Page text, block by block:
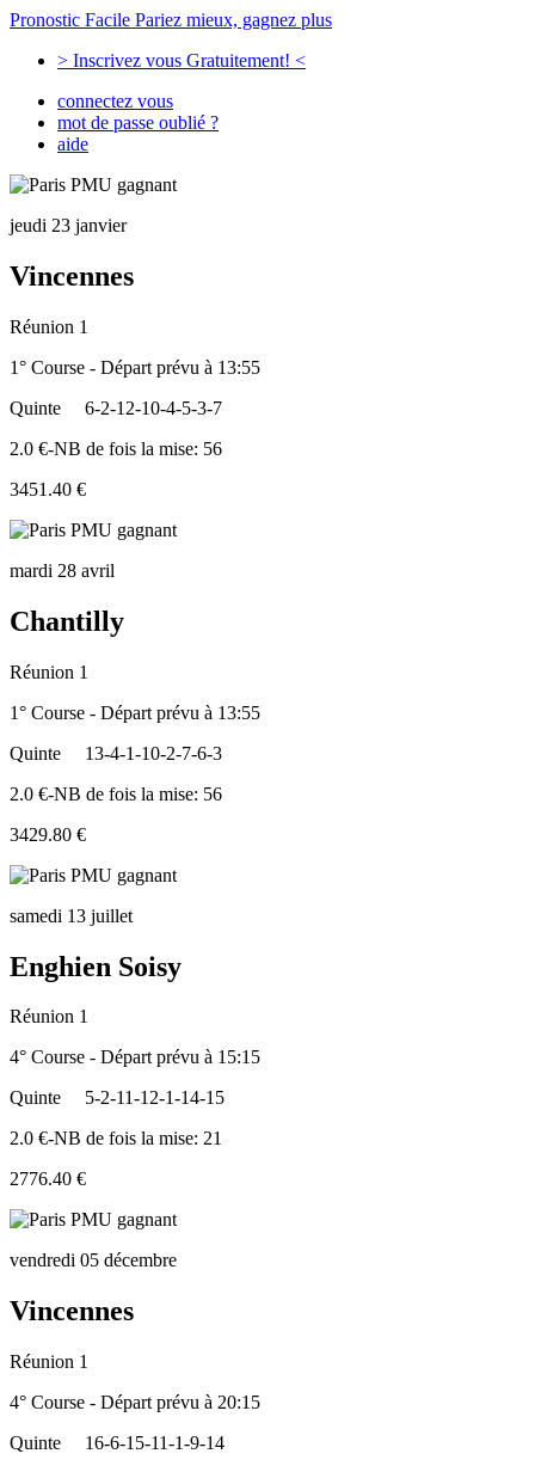
Pronostic Facile Pariez mieux, gagnez plus
> Inscrivez vous Gratuitement! <
connectez vous
mot de passe oublié ?
aide
jeudi 23 janvier
Vincennes
Réunion 1
1° Course - Départ prévu à 13:55
Quinte
6-2-12-10-4-5-3-7
2.0 €-NB de fois la mise: 56
3451.40 €
mardi 28 avril
Chantilly
Réunion 1
1° Course - Départ prévu à 13:55
Quinte
13-4-1-10-2-7-6-3
2.0 €-NB de fois la mise: 56
3429.80 €
samedi 13 juillet
Enghien Soisy
Réunion 1
4° Course - Départ prévu à 15:15
Quinte
5-2-11-12-1-14-15
2.0 €-NB de fois la mise: 21
2776.40 €
vendredi 05 décembre
Vincennes
Réunion 1
4° Course - Départ prévu à 20:15
Quinte
16-6-15-11-1-9-14